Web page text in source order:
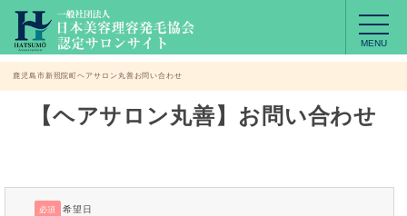
MENU
鹿児島市新照院町ヘアサロン丸善お問い合わせ
【ヘアサロン丸善】お問い合わせ
必須 希望日